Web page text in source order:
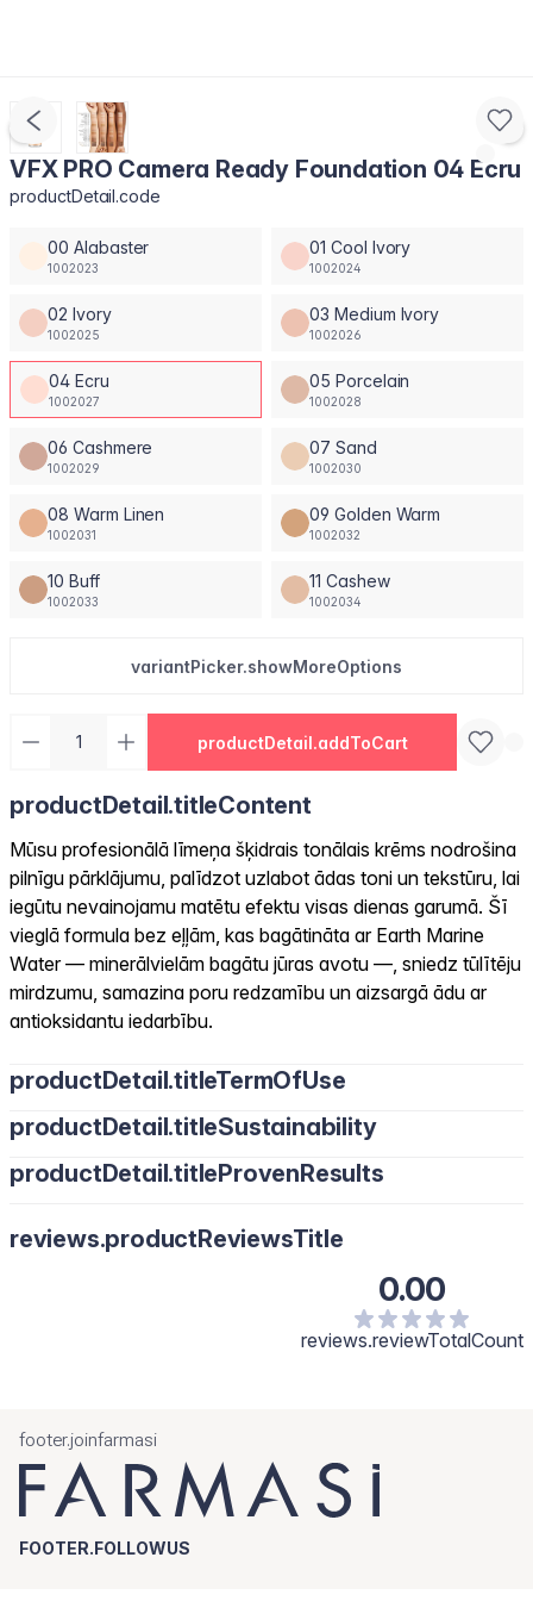
VFX PRO Camera Ready Foundation 04 Ecru
productDetail.code
00 Alabaster
1002023
01 Cool Ivory
1002024
02 Ivory
1002025
03 Medium Ivory
1002026
04 Ecru
1002027
05 Porcelain
1002028
06 Cashmere
1002029
07 Sand
1002030
08 Warm Linen
1002031
09 Golden Warm
1002032
10 Buff
1002033
11 Cashew
1002034
variantPicker.showMoreOptions
productDetail.addToCart
productDetail.titleContent
Mūsu profesionālā līmeņa šķidrais tonālais krēms nodrošina
pilnīgu pārklājumu, palīdzot uzlabot ādas toni un tekstūru, lai
iegūtu nevainojamu matētu efektu visas dienas garumā. Šī
vieglā formula bez eļļām, kas bagātināta ar Earth Marine
Water — minerālvielām bagātu jūras avotu —, sniedz tūlītēju
mirdzumu, samazina poru redzamību un aizsargā ādu ar
antioksidantu iedarbību.
productDetail.titleTermOfUse
productDetail.titleSustainability
productDetail.titleProvenResults
reviews.productReviewsTitle
0.00
reviews.reviewTotalCount
footer.joinfarmasi
FOOTER.FOLLOWUS